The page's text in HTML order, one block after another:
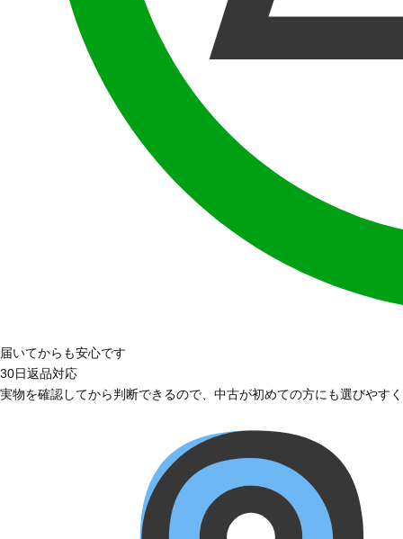
届いてからも安心です
30日返品対応
実物を確認してから判断できるので、中古が初めての方にも選びやす